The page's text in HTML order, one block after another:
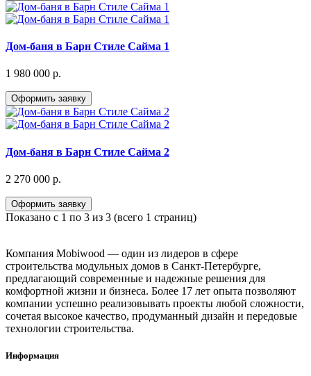
Дом-баня в Барн Стиле Сайма 1
1 980 000 р.
Оформить заявку
Дом-баня в Барн Стиле Сайма 2
2 270 000 р.
Оформить заявку
Показано с 1 по 3 из 3 (всего 1 страниц)
Компания Mobiwood — один из лидеров в сфере
строительства модульных домов в Санкт-Петербурге,
предлагающий современные и надежные решения для
комфортной жизни и бизнеса. Более 17 лет опыта позволяют
компании успешно реализовывать проекты любой сложности,
сочетая высокое качество, продуманный дизайн и передовые
технологии строительства.
Информация